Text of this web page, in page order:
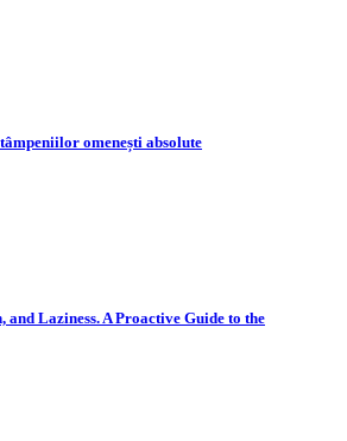
omenești absolute
Laziness. A Proactive Guide to the